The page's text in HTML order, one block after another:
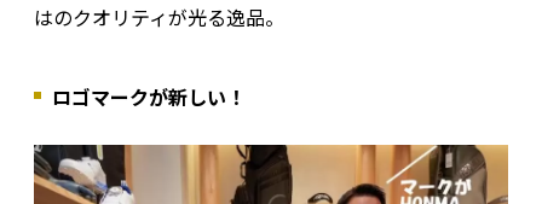
はのクオリティが光る逸品。
ロゴマークが新しい！